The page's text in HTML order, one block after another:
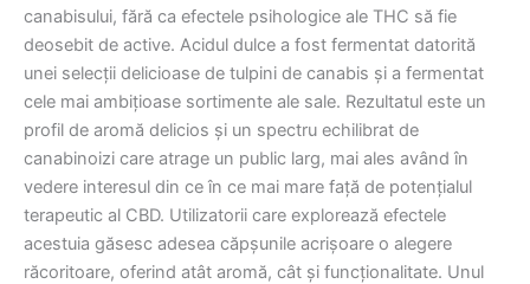
canabisului, fără ca efectele psihologice ale THC să fie
deosebit de active. Acidul dulce a fost fermentat datorită
unei selecții delicioase de tulpini de canabis și a fermentat
cele mai ambițioase sortimente ale sale. Rezultatul este un
profil de aromă delicios și un spectru echilibrat de
canabinoizi care atrage un public larg, mai ales având în
vedere interesul din ce în ce mai mare față de potențialul
terapeutic al CBD. Utilizatorii care explorează efectele
acestuia găsesc adesea căpșunile acrișoare o alegere
răcoritoare, oferind atât aromă, cât și funcționalitate. Unul